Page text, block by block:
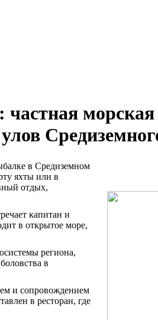
улов
в Средиземном
яхты или в
отдых,
капитан и
в открытое море,
региона,
в
и сопровождением
в ресторан, где